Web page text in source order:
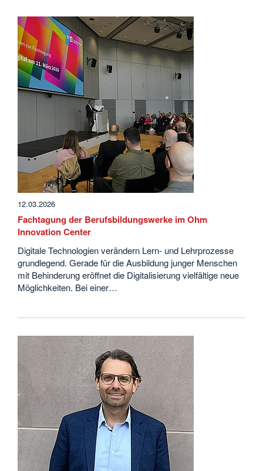
12.03.2026
Fachtagung der Berufsbildungswerke im Ohm
Innovation Center
Digitale Technologien verändern Lern- und Lehrprozesse
grundlegend. Gerade für die Ausbildung junger Menschen
mit Behinderung eröffnet die Digitalisierung vielfältige neue
Möglichkeiten. Bei einer…